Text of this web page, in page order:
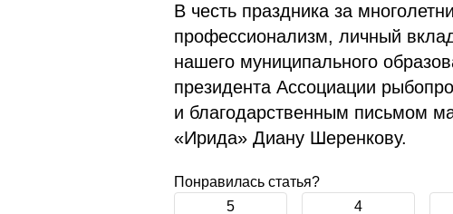
В честь праздника за
профессионализм, личный
нашего муниципального
президента Ассоциации
и благодарственным письмом
«Ирида» Диану Шеренкову.
Понравилась статья?
5 4